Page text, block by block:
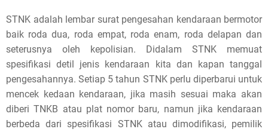
,
p
e
a
STNK adalah lembar surat pengesahan kendaraan bermotor
baik roda dua, roda empat, roda enam, roda delapan dan
seterusnya oleh kepolisian. Didalam STNK memuat
spesifikasi detil jenis kendaraan kita dan kapan tanggal
pengesahannya. Setiap 5 tahun STNK perlu diperbarui untuk
mencek kedaan kendaraan, jika masih sesuai maka akan
diberi TNKB atau plat nomor baru, namun jika kendaraan
berbeda dari spesifikasi STNK atau dimodifikasi, pemilik